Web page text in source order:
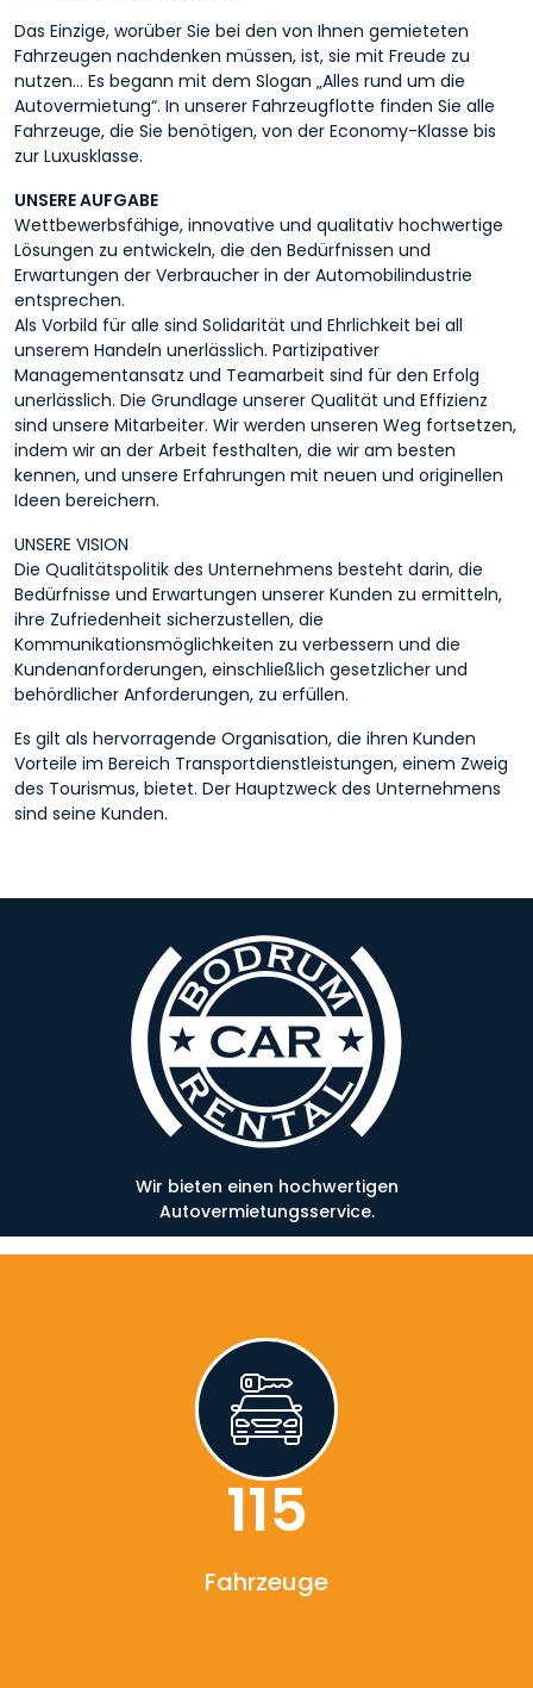
Das Einzige, worüber Sie bei den von Ihnen gemieteten
Fahrzeugen nachdenken müssen, ist, sie mit Freude zu
nutzen... Es begann mit dem Slogan „Alles rund um die
Autovermietung“. In unserer Fahrzeugflotte finden Sie alle
Fahrzeuge, die Sie benötigen, von der Economy-Klasse bis
zur Luxusklasse.
UNSERE AUFGABE
Wettbewerbsfähige, innovative und qualitativ hochwertige
Lösungen zu entwickeln, die den Bedürfnissen und
Erwartungen der Verbraucher in der Automobilindustrie
entsprechen.
Als Vorbild für alle sind Solidarität und Ehrlichkeit bei all
unserem Handeln unerlässlich. Partizipativer
Managementansatz und Teamarbeit sind für den Erfolg
unerlässlich. Die Grundlage unserer Qualität und Effizienz
sind unsere Mitarbeiter. Wir werden unseren Weg fortsetzen,
indem wir an der Arbeit festhalten, die wir am besten
kennen, und unsere Erfahrungen mit neuen und originellen
Ideen bereichern.
UNSERE VISION
Die Qualitätspolitik des Unternehmens besteht darin, die
Bedürfnisse und Erwartungen unserer Kunden zu ermitteln,
ihre Zufriedenheit sicherzustellen, die
Kommunikationsmöglichkeiten zu verbessern und die
Kundenanforderungen, einschließlich gesetzlicher und
behördlicher Anforderungen, zu erfüllen.
Es gilt als hervorragende Organisation, die ihren Kunden
Vorteile im Bereich Transportdienstleistungen, einem Zweig
des Tourismus, bietet. Der Hauptzweck des Unternehmens
sind seine Kunden.
Wir bieten einen hochwertigen
Autovermietungsservice.
119
Fahrzeuge